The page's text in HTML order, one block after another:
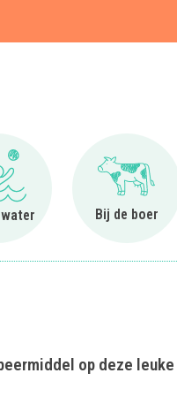
naar Bij het water
Bij de boer
Ga naar
op deze